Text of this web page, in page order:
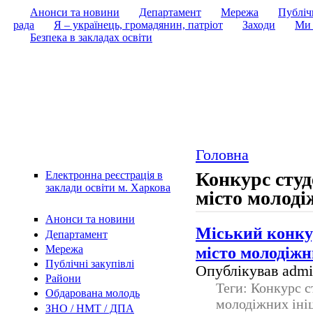
Анонси та новини Департамент Мережа
рада
Я – українець, громадянин, патріот Заходи
Ми
Безпека в закладах освіти
Електронна реєстрація в
заклади освіти м. Харкова
Анонси та новини
Департамент
Мережа
Публічні закупівлі
Райони
Обдарована молодь
ЗНО / НМТ / ДПА
Головна
Конкурс
місто
Міський
місто
Опублікував
Теги: Конкурс
молодіжних